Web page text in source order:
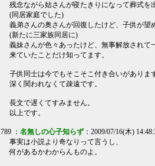
残念ながら姑さんが寝たきりになって葬式を
(同居家庭でした)
義弟さんの奥さんが回復したけど、子供が望
(新たに三家族同居に)
義妹さんが色々あったけど、無事解放されて
来ていたことだけ知ってます。
子供同士は今でもそこそこ付き合いがありま
深く関われなくて疎遠です。
長文で遅くてすみません。
以上です。
789 ： 名無しの心子知らず ：2009/07/16(木)
事実は小説より奇なりって言うし、
何があるかわからんものよ。